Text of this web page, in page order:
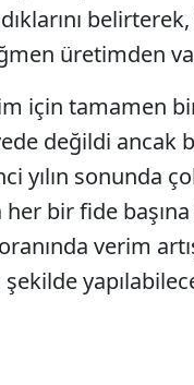
üretimden
için tamamen
değildi ancak
yılın sonunda
her bir fide
verim
şekilde